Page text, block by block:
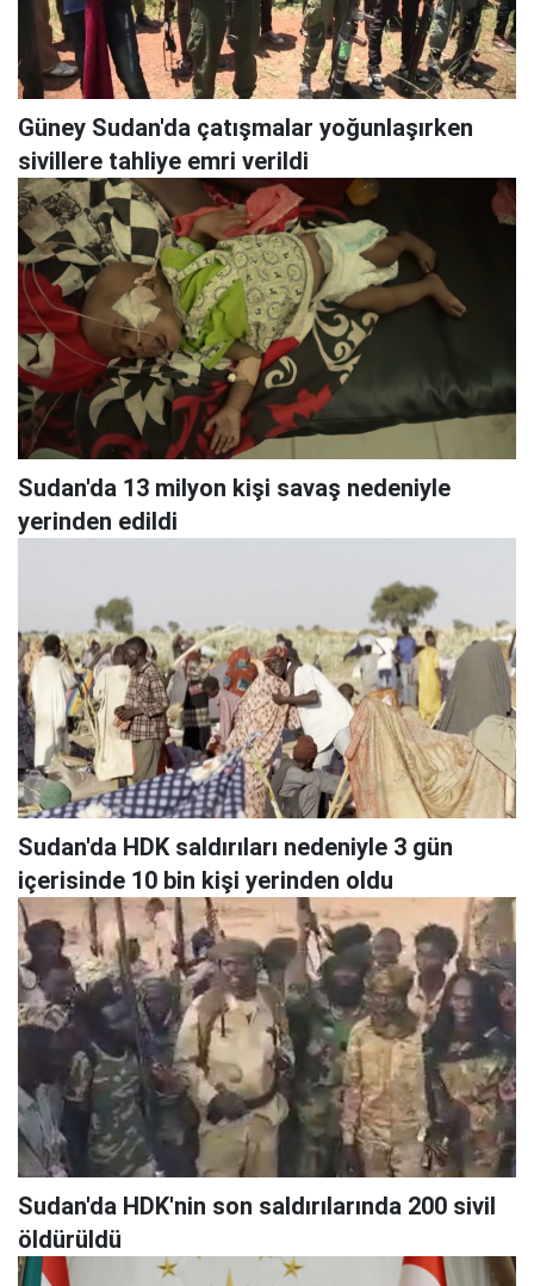
Güney Sudan'da çatışmalar yoğunlaşırken
sivillere tahliye emri verildi
Sudan'da 13 milyon kişi savaş nedeniyle
yerinden edildi
Sudan'da HDK saldırıları nedeniyle 3 gün
içerisinde 10 bin kişi yerinden oldu
Sudan'da HDK'nin son saldırılarında 200 sivil
öldürüldü